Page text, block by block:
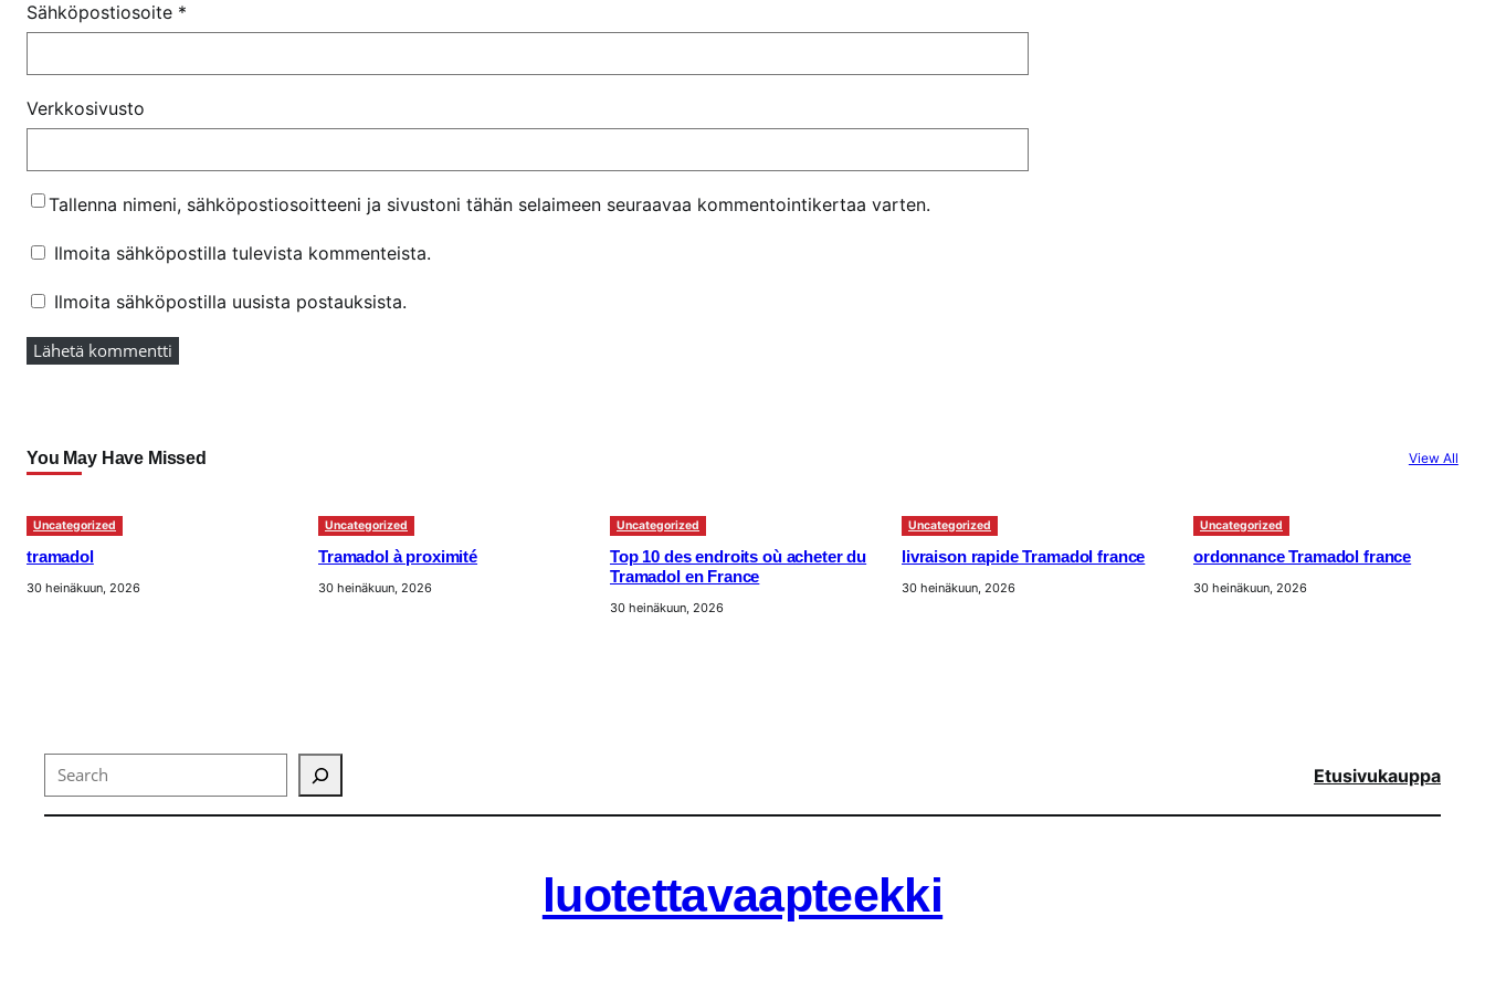
Sähköpostiosoite *
Verkkosivusto
Tallenna nimeni, sähköpostiosoitteeni ja sivustoni tähän selaimeen seuraavaa kommentointikertaa varten.
Ilmoita sähköpostilla tulevista kommenteista.
Ilmoita sähköpostilla uusista postauksista.
You May Have Missed View All
Uncategorized
tramadol
30 heinäkuun, 2026
Uncategorized
Tramadol à proximité
30 heinäkuun, 2026
Uncategorized
Top 10 des endroits où acheter du
Tramadol en France
30 heinäkuun, 2026
Uncategorized
livraison rapide Tramadol france
30 heinäkuun, 2026
Uncategorized
ordonnance Tramadol france
30 heinäkuun, 2026
Search Etusivukauppa
luotettavaapteekki